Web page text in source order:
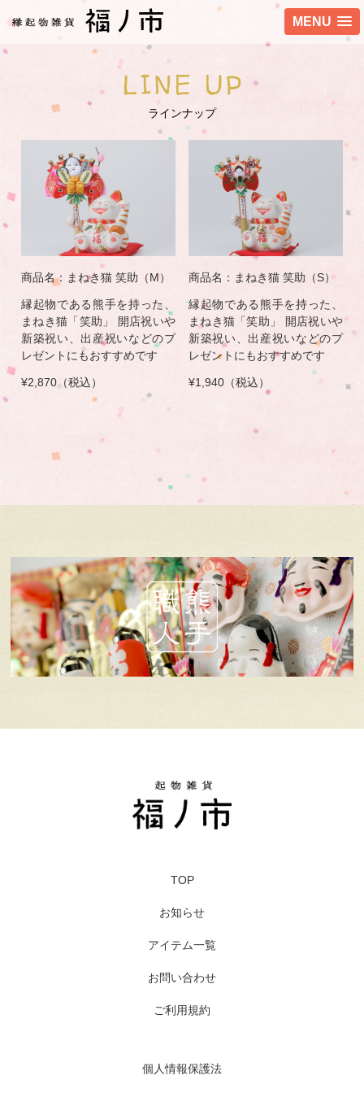
MENU
LINE UP
ラインナップ
商品名：まねき猫 笑助（M）
縁起物である熊手を持った、
まねき猫「笑助」 開店祝いや
新築祝い、出産祝いなどのプ
レゼントにもおすすめです
¥2,870（税込）
商品名：まねき猫 笑助（S）
縁起物である熊手を持った、
まねき猫「笑助」 開店祝いや
新築祝い、出産祝いなどのプ
レゼントにもおすすめです
¥1,940（税込）
TOP
お知らせ
アイテム一覧
お問い合わせ
ご利用規約
個人情報保護法